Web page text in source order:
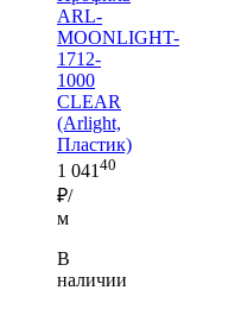
ARL-
MOONLIGHT-
1712-
1000
CLEAR
(Arlight,
Пластик)
1 041 40
₽/
м
В
наличии